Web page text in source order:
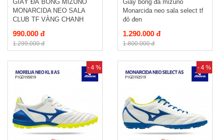
GIÀY ĐÁ BÓNG MIZUNO
MONARCIDA NEO SALA
CLUB TF VÀNG CHANH
990.000 đ
1.299.000 đ
Giày bóng đá mizuno
Monarcida neo sala select tf
đỏ đen
1.290.000 đ
1.800.000 đ
- 4 % - 4 %